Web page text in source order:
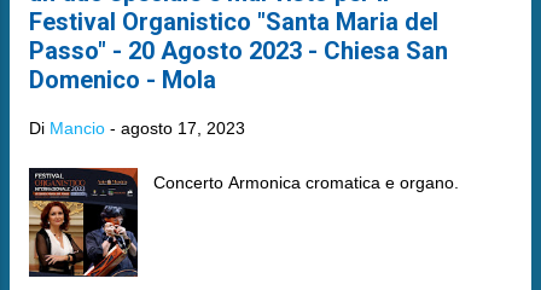
Festival Organistico "Santa Maria del
Passo" - 20 Agosto 2023 - Chiesa San
Domenico - Mola
Di Mancio - agosto 17, 2023
Concerto Armonica cromatica e organo.